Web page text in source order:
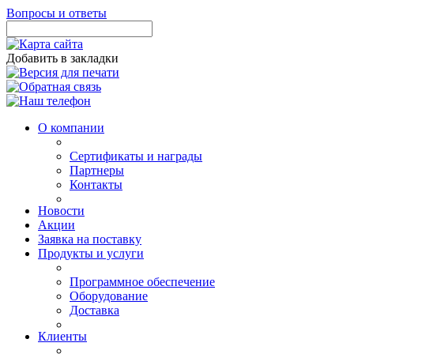
Вопросы и ответы
Добавить в закладки
О компании
Сертификаты и награды
Партнеры
Контакты
Новости
Акции
Заявка на поставку
Продукты и услуги
Программное обеспечение
Оборудование
Доставка
Клиенты